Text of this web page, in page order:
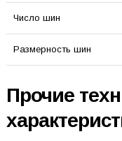
Число шин
Размерность шин
Прочие